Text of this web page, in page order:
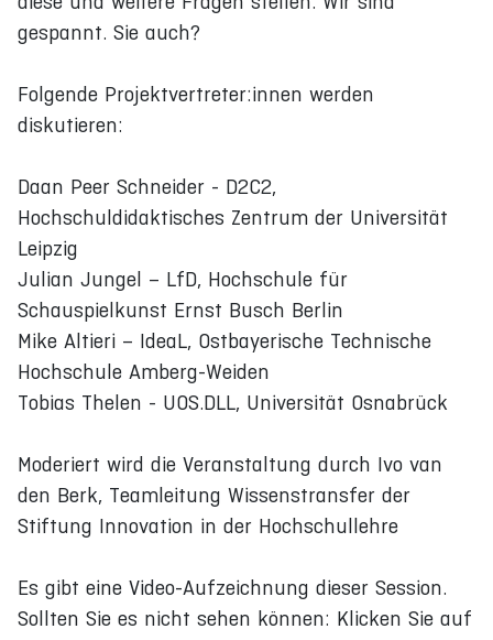
gespannt. Sie auch?
Folgende Projektvertreter:innen werden
diskutieren:
Daan Peer Schneider - D2C2,
Hochschuldidaktisches Zentrum der Universität
Leipzig
Julian Jungel – LfD, Hochschule für
Schauspielkunst Ernst Busch Berlin
Mike Altieri – IdeaL, Ostbayerische Technische
Hochschule Amberg-Weiden
Tobias Thelen - UOS.DLL, Universität Osnabrück
Moderiert wird die Veranstaltung durch Ivo van
den Berk, Teamleitung Wissenstransfer der
Stiftung Innovation in der Hochschullehre
Es gibt eine Video-Aufzeichnung dieser Session.
Sollten Sie es nicht sehen können: Klicken Sie auf